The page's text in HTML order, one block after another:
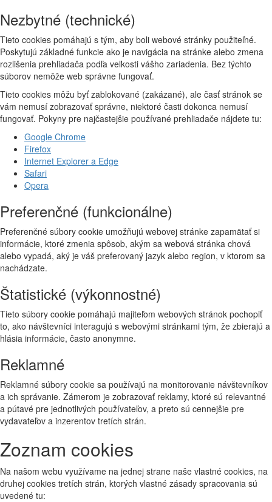
Nezbytné (technické)
Tieto cookies pomáhajú s tým, aby boli webové stránky použiteľné.
Poskytujú základné funkcie ako je navigácia na stránke alebo zmena
rozlišenia prehliadača podľa veľkosti vášho zariadenia. Bez týchto
súborov nemôže web správne fungovať.
Tieto cookies môžu byť zablokované (zakázané), ale časť stránok se
vám nemusí zobrazovať správne, niektoré časti dokonca nemusí
fungovať. Pokyny pre najčastejšie používané prehliadače nájdete tu:
Google Chrome
Firefox
Internet Explorer a Edge
Safari
Opera
Preferenčné (funkcionálne)
Preferenčné súbory cookie umožňujú webovej stránke zapamätať si
informácie, ktoré zmenia spôsob, akým sa webová stránka chová
alebo vypadá, aký je váš preferovaný jazyk alebo region, v ktorom sa
nachádzate.
Štatistické (výkonnostné)
Tieto súbory cookie pomáhajú majiteľom webových stránok pochopiť
to, ako návštevníci interagujú s webovými stránkami tým, že zbierajú a
hlásia informácie, často anonymne.
Reklamné
Reklamné súbory cookie sa používajú na monitorovanie návštevníkov
a ich správanie. Zámerom je zobrazovať reklamy, ktoré sú relevantné
a pútavé pre jednotlivých používateľov, a preto sú cennejšie pre
vydavateľov a inzerentov tretích strán.
Zoznam cookies
Na našom webu využívame na jednej strane naše vlastné cookies, na
druhej cookies tretích strán, ktorých vlastné zásady spracovania sú
uvedené tu: